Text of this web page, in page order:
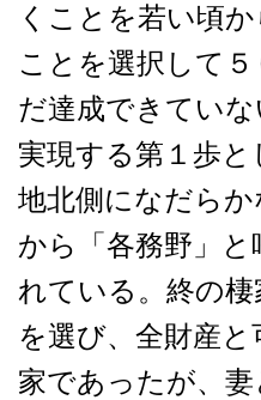
くことを若い頃
ことを選択して
だ達成できてい
実現する第１歩
地北側になだら
から「各務野」
れている。終の
を選び、全財産
家であったが、